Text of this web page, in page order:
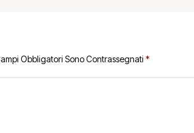
Obbligatori Sono Contrassegnati *